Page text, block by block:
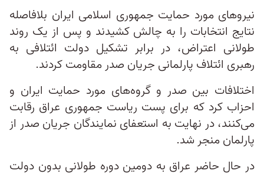
نیروهای مورد حمایت جمهوری اسلامی ایران بلافاصله
نتایج انتخابات را به چالش کشیدند و پس از یک روند
طولانی اعتراض، در برابر تشکیل دولت ائتلافی به
رهبری ائتلاف پارلمانی جریان صدر مقاومت کردند.
اختلافات بین صدر و گروه‌های مورد حمایت ایران و
احزاب کرد که برای پست ریاست جمهوری عراق رقابت
می‌کنند، در نهایت به استعفای نمایندگان جریان صدر از
پارلمان منجر شد.
در حال حاضر عراق به دومین دوره طولانی بدون دولت